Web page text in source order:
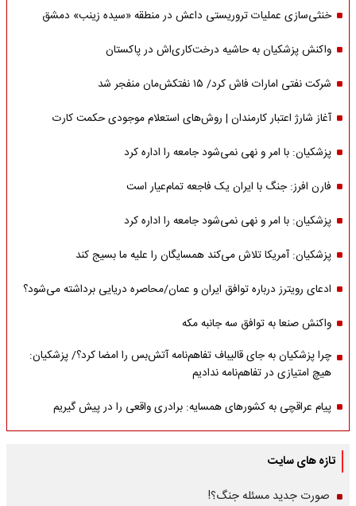
خنثی‌سازی عملیات تروریستی داعش در منطقه «سیده زینب» دمشق
واکنش پزشکیان به حاشیه درخت‌کاری‌اش در پاکستان
شرکت نفتی امارات فاش کرد/ ۱۵ نفتکش‌مان منفجر شد
آغاز شارژ اعتبار کارمندان | روش‌های استعلام موجودی حکمت کارت
پزشکیان: با امر و نهی نمی‌شود جامعه را اداره کرد
فارن افرز: جنگ با ایران یک فاجعه تمام‌عیار است
پزشکیان: با امر و نهی نمی‌شود جامعه را اداره کرد
پزشکیان: آمریکا تلاش می‌کند همسایگان را علیه ما بسیج کند
ادعای رویترز درباره توافق ایران و عمان/محاصره دریایی برداشته می‌شود؟
واکنش صنعا به توافق سه جانبه مکه
چرا پزشکیان به جای قالیباف تفاهم‌نامه آتش‌بس را امضا کرد؟/ پزشکیان:
هیچ امتیازی در تفاهم‌نامه ندادیم
پیام عراقچی به کشورهای همسایه: برادری واقعی را در پیش گیریم
تازه های سایت
صورت جدید مسئله جنگ؟!